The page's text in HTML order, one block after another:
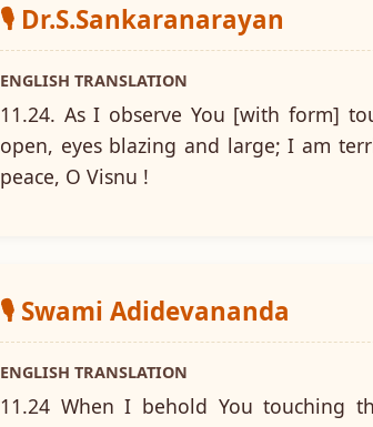
🎙️ Dr.S.Sankaranarayan
ENGLISH TRANSLATION
11.24. As I observe You [with form]
open, eyes blazing and large; I am
peace, O Visnu !
🎙️ Swami Adidevananda
ENGLISH TRANSLATION
11.24 When I behold You touching